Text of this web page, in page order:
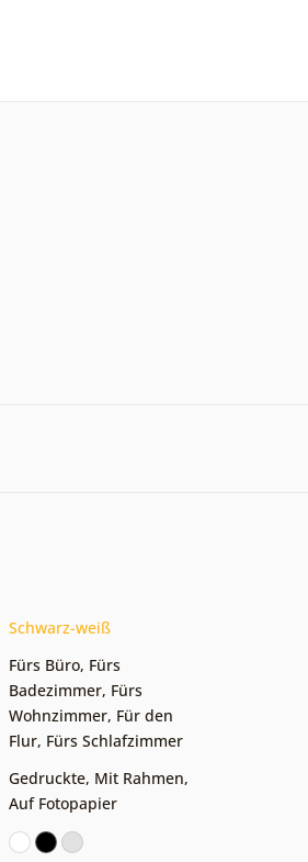
Schwarz-weiß
Fürs Büro, Fürs
Badezimmer, Fürs
Wohnzimmer, Für den
Flur, Fürs Schlafzimmer
Gedruckte, Mit Rahmen,
Auf Fotopapier